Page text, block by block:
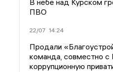
В небе над Курском
ПВО
22/07 14:24
Продали
команда, совместно
коррупционную